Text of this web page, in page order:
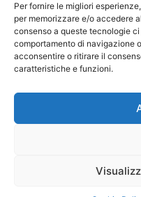
Per fornire le migliori
per memorizzare e/o accedere
consenso a queste tecnologie
comportamento di navigazione
acconsentire o ritirare il
caratteristiche e funzioni.